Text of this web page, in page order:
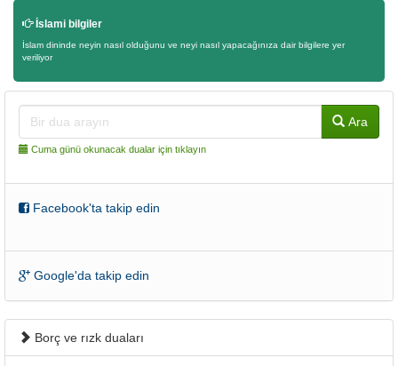
İslami bilgiler
İslam dininde neyin nasıl olduğunu ve neyi nasıl yapacağınıza dair bilgilere yer
veriliyor
Ara
Cuma günü okunacak dualar için tıklayın
Facebook'ta takip edin
Google'da takip edin
Borç ve rızk duaları